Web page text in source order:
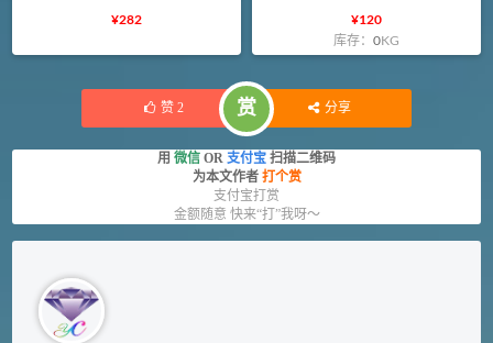
¥282 ¥120
库存：0KG
赞 2 赏 分享
用 微信 OR 支付宝 扫描二维码
为本文作者 打个赏
支付宝打赏
金额随意 快来“打”我呀～